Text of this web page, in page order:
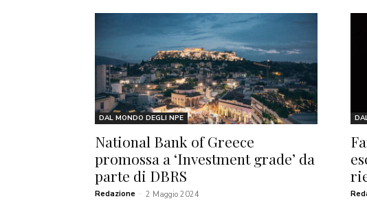
DAL MONDO DEGLI NPE
National Bank of Greece
promossa a ‘Investment grade’ da
parte di DBRS
Redazione - 2 Maggio 2024